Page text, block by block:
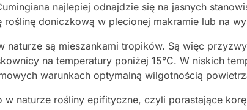
najlepiej odnajdzie się na jasnych
roślinę doniczkową w plecionej makramie lub na
naturze są mieszankami tropików. Są więc
na temperatury poniżej 15°C. W niskich
warunkach optymalną wilgotnością
w naturze rośliny epifityczne, czyli porastające